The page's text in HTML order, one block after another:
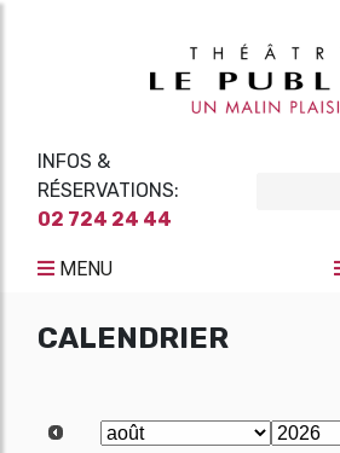
INFOS &
RÉSERVATIONS:
02 724 24 44
MENU
CALENDRIER